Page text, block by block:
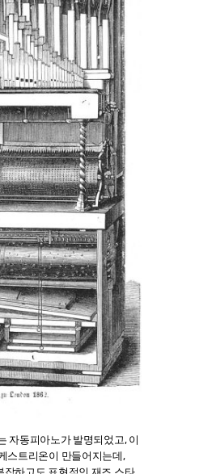
자동피아노가 발명되었고, 이
스트리온이 만들어지는데,